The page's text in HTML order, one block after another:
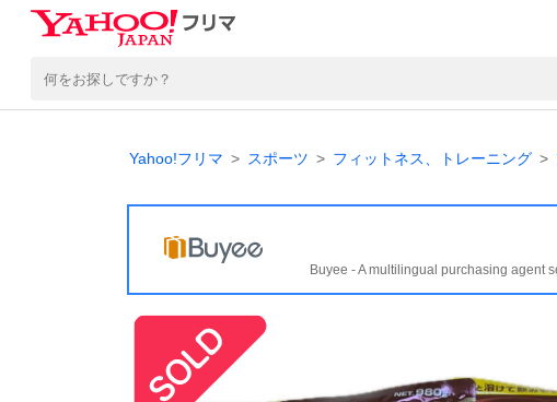
Yahoo!フリマ スポーツ フィットネス、トレーニング
Buyee - A multilingual purchasing agent